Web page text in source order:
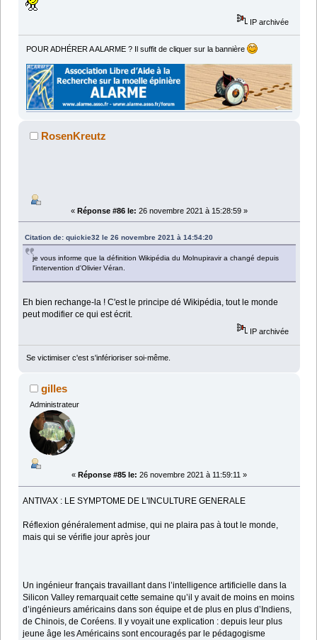
IP archivée
POUR ADHÉRER A ALARME ? Il suffit de cliquer sur la bannière
RosenKreutz
« Réponse #86 le: 26 novembre 2021 à 15:28:59 »
Citation de: quickie32 le 26 novembre 2021 à 14:54:20
je vous informe que la définition Wikipédia du Molnupiravir a changé depuis
l'intervention d'Olivier Véran.
Eh bien rechange-la ! C'est le principe dé Wikipédia, tout le monde
peut modifier ce qui est écrit.
IP archivée
Se victimiser c'est s'inférioriser soi-même.
gilles
Administrateur
« Réponse #85 le: 26 novembre 2021 à 11:59:11 »
ANTIVAX : LE SYMPTOME DE L'INCULTURE GENERALE
Réflexion généralement admise, qui ne plaira pas à tout le monde,
mais qui se vérifie jour après jour
Un ingénieur français travaillant dans l’intelligence artificielle dans la
Silicon Valley remarquait cette semaine qu’il y avait de moins en moins
d’ingénieurs américains dans son équipe et de plus en plus d’Indiens,
de Chinois, de Coréens. Il y voyait une explication : depuis leur plus
jeune âge les Américains sont encouragés par le pédagogisme